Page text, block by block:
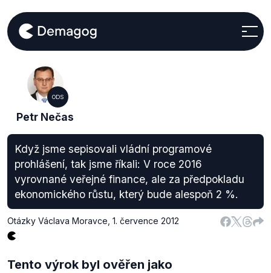
ODS
Petr Nečas
Když jsme sepisovali vládní programové
prohlášení, tak jsme říkali: V roce 2016
vyrovnané veřejné finance, ale za předpokladu
ekonomického růstu, který bude alespoň 2 %.
Otázky Václava Moravce 1. července 2012
Tento výrok byl ověřen jako